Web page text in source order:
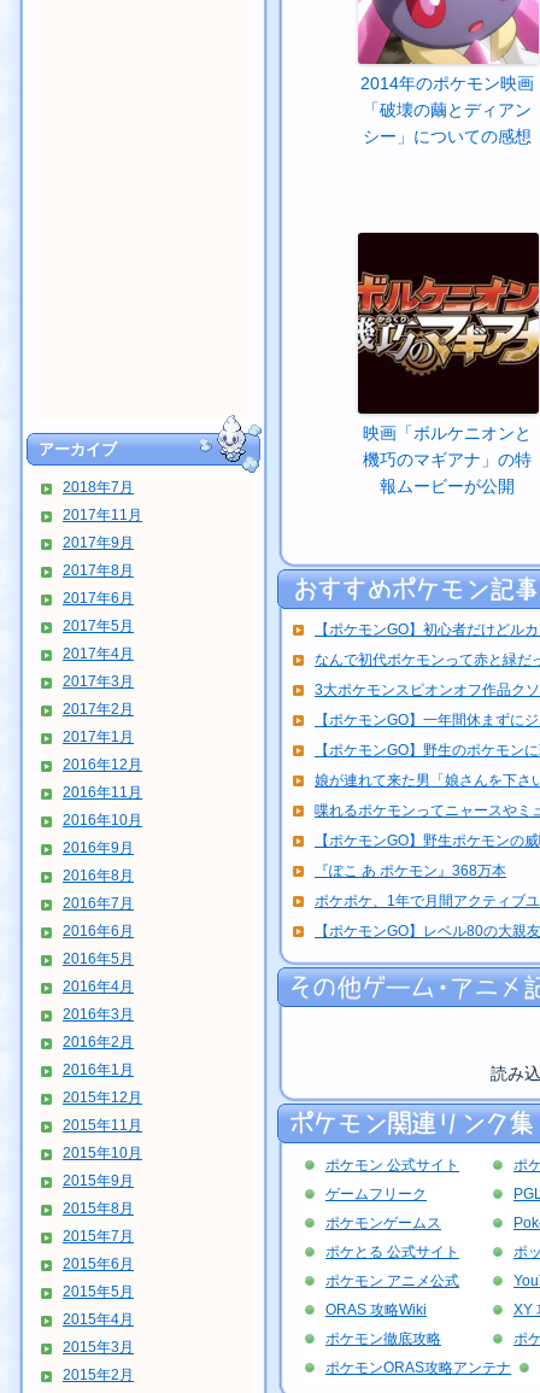
アーカイブ
2018年7月
2017年11月
2017年9月
2017年8月
2017年6月
2017年5月
2017年4月
2017年3月
2017年2月
2017年1月
2016年12月
2016年11月
2016年10月
2016年9月
2016年8月
2016年7月
2016年6月
2016年5月
2016年4月
2016年3月
2016年2月
2016年1月
2015年12月
2015年11月
2015年10月
2015年9月
2015年8月
2015年7月
2015年6月
2015年5月
2015年4月
2015年3月
2015年2月
2014年のポケモン映画
「破壊の繭とディアン
シー」についての感想
映画「ボルケニオンと
機巧のマギアナ」の特
報ムービーが公開
【ポケモンGO】初心者だけどル
なんで初代ポケモンって赤と緑だ
3大ポケモンスピオンオフ作品ク
【ポケモンGO】一年間休まずに
【ポケモンGO】野生のポケモン
娘が連れて来た男「娘さんを下さ
喋れるポケモンってニャースやミ
【ポケモンGO】野生ポケモンの
『ぽこ あ ポケモン』368万本
ポケポケ、1年で月間アクティブ
【ポケモンGO】レベル80の大親
読み
ポケモン 公式サイト
ポ
ゲームフリーク
ポケモンゲームス
ポケとる 公式サイト
ポ
ポケモン アニメ公式
ORAS 攻略Wiki
XY
ポケモン徹底攻略
ポ
ポケモンORAS攻略アンテナ